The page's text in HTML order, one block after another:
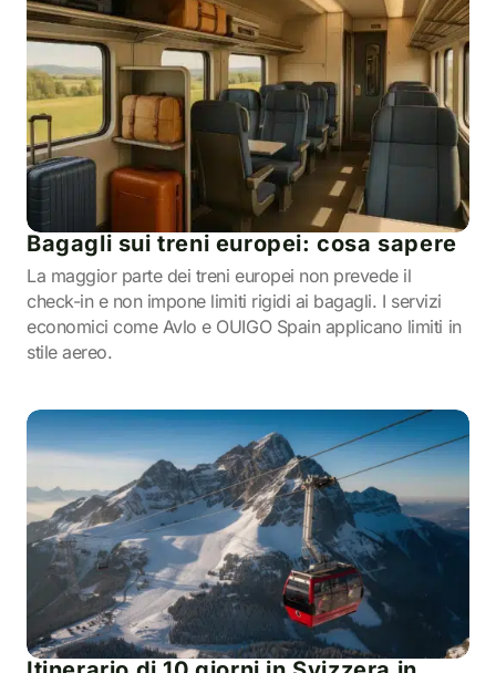
Bagagli sui treni europei: cosa sapere
La maggior parte dei treni europei non prevede il
check-in e non impone limiti rigidi ai bagagli. I servizi
economici come Avlo e OUIGO Spain applicano limiti in
stile aereo.